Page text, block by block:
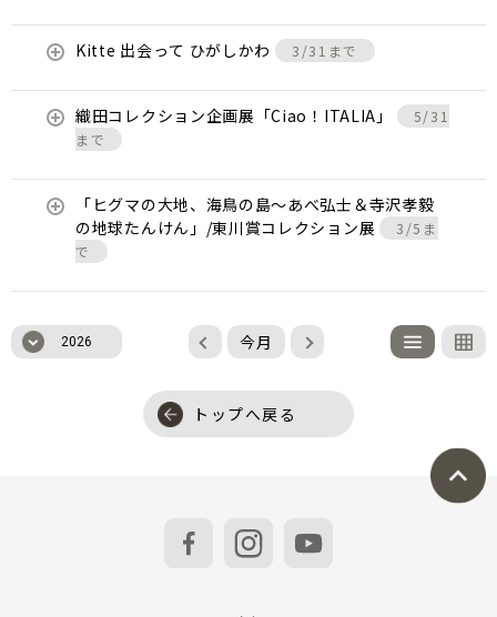
Kitte 出会って ひがしかわ 3/31まで
織田コレクション企画展「Ciao！ITALIA」
5/31
まで
「ヒグマの大地、海鳥の島～あべ弘士＆寺沢孝毅
の地球たんけん」/東川賞コレクション展
3/5ま
で
2026 今月
トップへ戻る